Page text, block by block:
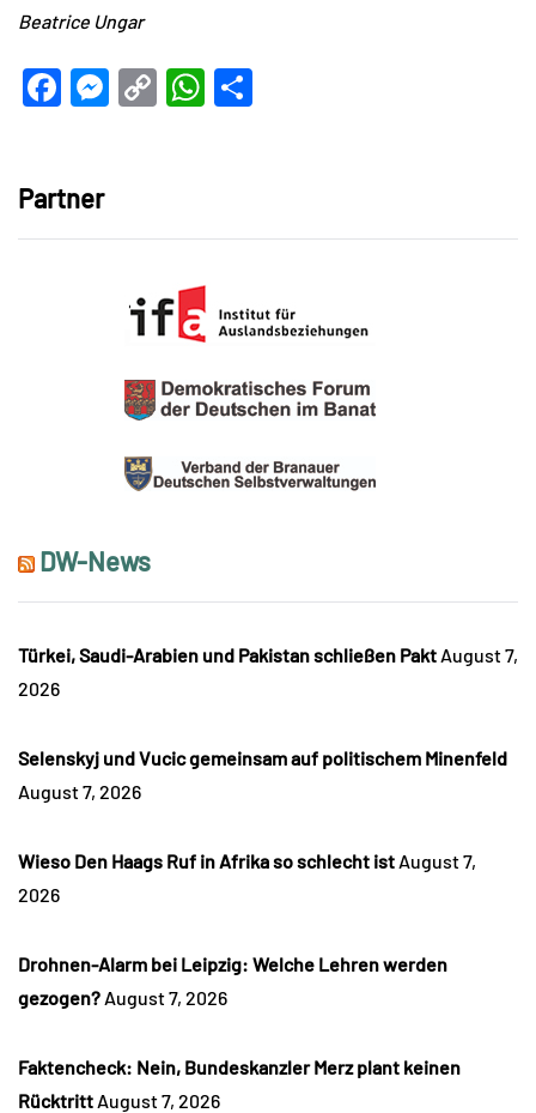
Beatrice Ungar
Facebook
Messenger
CopyWhatsApp
Partner
DW-News
Türkei, Saudi-Arabien und Pakistan schließen Pakt August 7,
2026
Selenskyj und Vucic gemeinsam auf politischem Minenfeld
August 7, 2026
Wieso Den Haags Ruf in Afrika so schlecht ist August 7,
2026
Drohnen-Alarm bei Leipzig: Welche Lehren werden
gezogen? August 7, 2026
Faktencheck: Nein, Bundeskanzler Merz plant keinen
Rücktritt August 7, 2026